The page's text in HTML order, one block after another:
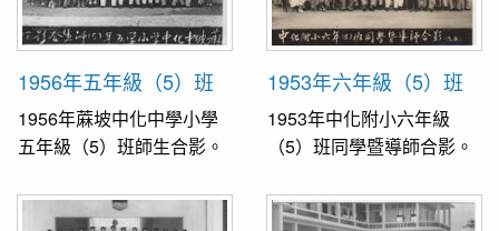
1956年五年級（5）班
1956年蔴坡中化中學小學
五年級（5）班師生合影。
1953年六年級（5）班
1953年中化附小六年級
（5）班同學暨導師合影。